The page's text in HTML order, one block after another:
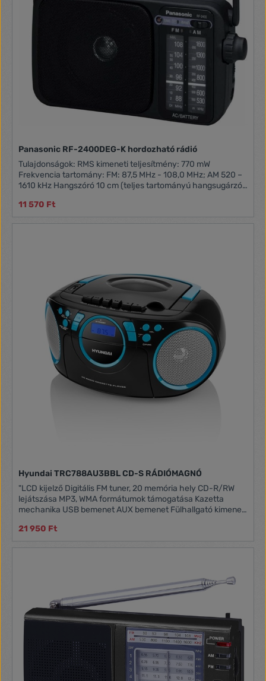
Panasonic RF-2400DEG-K hordozható rádió
Tulajdonságok: RMS kimeneti teljesítmény: 770 mW
Frekvencia tartomány: FM: 87,5 MHz - 108,0 MHz; AM 520 –
1610 kHz Hangszóró 10 cm (teljes tartományú hangsugárzó)
akkumulátor (4 db UM-3)
11 570 Ft
Hyundai TRC788AU3BBL CD-S RÁDIÓMAGNÓ
"LCD kijelző Digitális FM tuner, 20 memória hely CD-R/RW
lejátszása MP3, WMA formátumok támogatása Kazetta
mechanika USB bemenet AUX bemenet Fülhallgató kimenet
21 950 Ft